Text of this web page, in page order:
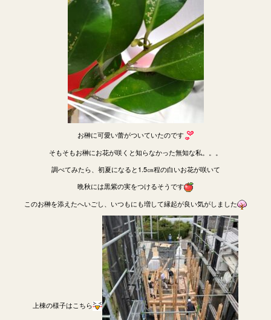
お榊に可愛い蕾がついていたのです
そもそもお榊にお花が咲くと知らなかった無知な私。。。
調べてみたら、初夏になると1.5㎝程の白いお花が咲いて
晩秋には黒紫の実をつけるそうです
このお榊を添えたへいごし、いつもにも増して縁起が良い気がしました
上棟の様子はこちら